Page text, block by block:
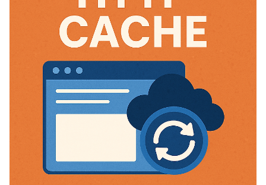
스트 CI가 깨지는 일이 몇 번 있었는데 오히려 번거롭다는 생각이 들 때도 있었
던 것 같다.그런데 이번에 강의를 들으면서 프론트엔드에서도 테스트 코드가 필
해 느끼게 되었는지 이번 글..